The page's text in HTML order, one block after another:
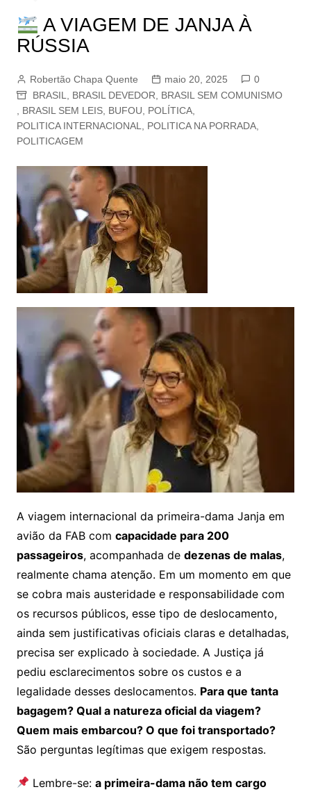
A VIAGEM DE JANJA À
RÚSSIA
Robertão Chapa Quente maio 20, 2025
0
BRASIL, BRASIL DEVEDOR, BRASIL SEM COMUNISMO
, BRASIL SEM LEIS, BUFOU, POLÍTICA,
POLITICA INTERNACIONAL, POLITICA NA PORRADA,
POLITICAGEM
A viagem internacional da primeira-dama Janja em
avião da FAB com capacidade para 200
passageiros, acompanhada de dezenas de malas,
realmente chama atenção. Em um momento em que
se cobra mais austeridade e responsabilidade com
os recursos públicos, esse tipo de deslocamento,
ainda sem justificativas oficiais claras e detalhadas,
precisa ser explicado à sociedade. A Justiça já
pediu esclarecimentos sobre os custos e a
legalidade desses deslocamentos. Para que tanta
bagagem? Qual a natureza oficial da viagem?
Quem mais embarcou? O que foi transportado?
São perguntas legítimas que exigem respostas.
Lembre-se:a primeira-dama não tem cargo